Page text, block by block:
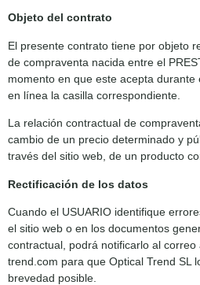
Objeto del contrato
El presente contrato tiene por objeto
de compraventa nacida entre el
momento en que este acepta durante
en línea la casilla correspondiente.
La relación contractual de
cambio de un precio determinado y
través del sitio web, de un producto
Rectificación de los datos
Cuando el USUARIO identifique
el sitio web o en los documentos
contractual, podrá notificarlo al correo
trend.com para que Optical Trend SL
brevedad posible.